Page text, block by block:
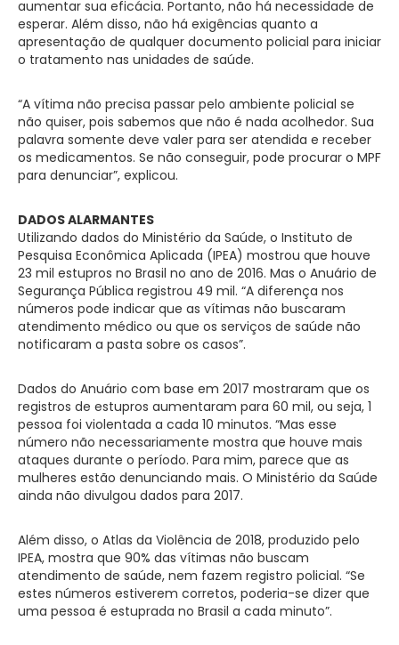
aumentar sua eficácia. Portanto, não há necessidade de
esperar. Além disso, não há exigências quanto a
apresentação de qualquer documento policial para iniciar
o tratamento nas unidades de saúde.
“A vítima não precisa passar pelo ambiente policial se
não quiser, pois sabemos que não é nada acolhedor. Sua
palavra somente deve valer para ser atendida e receber
os medicamentos. Se não conseguir, pode procurar o MPF
para denunciar”, explicou.
DADOS ALARMANTES
Utilizando dados do Ministério da Saúde, o Instituto de
Pesquisa Econômica Aplicada (IPEA) mostrou que houve
23 mil estupros no Brasil no ano de 2016. Mas o Anuário de
Segurança Pública registrou 49 mil. “A diferença nos
números pode indicar que as vítimas não buscaram
atendimento médico ou que os serviços de saúde não
notificaram a pasta sobre os casos”.
Dados do Anuário com base em 2017 mostraram que os
registros de estupros aumentaram para 60 mil, ou seja, 1
pessoa foi violentada a cada 10 minutos. “Mas esse
número não necessariamente mostra que houve mais
ataques durante o período. Para mim, parece que as
mulheres estão denunciando mais. O Ministério da Saúde
ainda não divulgou dados para 2017.
Além disso, o Atlas da Violência de 2018, produzido pelo
IPEA, mostra que 90% das vítimas não buscam
atendimento de saúde, nem fazem registro policial. “Se
estes números estiverem corretos, poderia-se dizer que
uma pessoa é estuprada no Brasil a cada minuto”.